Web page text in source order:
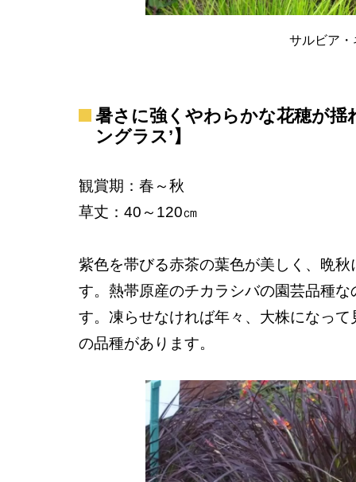
サルビア
暑さに強くやわらかな花穂が揺
ングラス’】
観賞期：春～秋
草丈：40～120㎝
紫色を帯びる赤茶の葉色が美しく、晩
す。熱帯原産のチカラシバの園芸品種
す。凍らせなければ年々、大株になっ
の品種があります。